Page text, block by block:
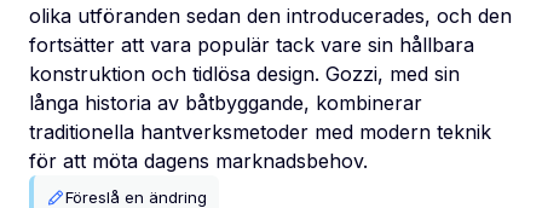
olika utföranden sedan den introducerades, och den
fortsätter att vara populär tack vare sin hållbara
konstruktion och tidlösa design. Gozzi, med sin
långa historia av båtbyggande, kombinerar
traditionella hantverksmetoder med modern teknik
för att möta dagens marknadsbehov.
Föreslå en ändring